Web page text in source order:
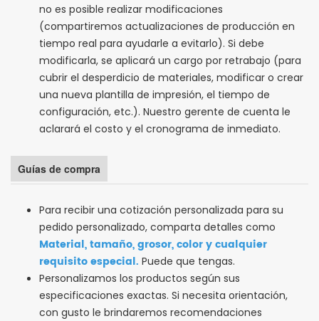
no es posible realizar modificaciones
(compartiremos actualizaciones de producción en
tiempo real para ayudarle a evitarlo). Si debe
modificarla, se aplicará un cargo por retrabajo (para
cubrir el desperdicio de materiales, modificar o crear
una nueva plantilla de impresión, el tiempo de
configuración, etc.). Nuestro gerente de cuenta le
aclarará el costo y el cronograma de inmediato.
Guías de compra
Para recibir una cotización personalizada para su
pedido personalizado, comparta detalles como
Material, tamaño, grosor, color y cualquier
requisito especial. Puede que tengas.
Personalizamos los productos según sus
especificaciones exactas. Si necesita orientación,
con gusto le brindaremos recomendaciones